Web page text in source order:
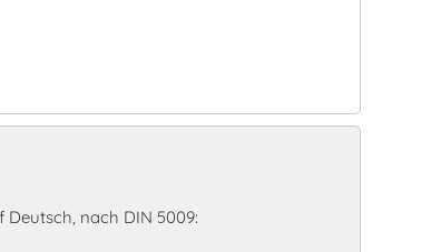
nach DIN 5009: